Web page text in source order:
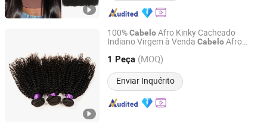
100%CabeloAfro Kinky Cacheado
Indiano Virgem à Venda CabeloAfro
HumanoAfro Kinky
1 Peça (MOQ)
Enviar Inquérito
Xuchang BeautyHair Fashion Co., Ltd.
Henan, China Desde 2004